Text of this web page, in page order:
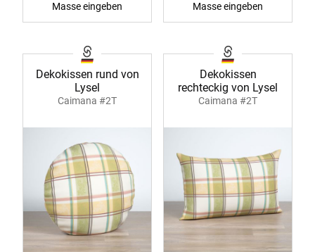
Masse eingeben Masse eingeben
Dekokissen rund von
Lysel
Caimana #2T
Dekokissen
rechteckig von Lysel
Caimana #2T